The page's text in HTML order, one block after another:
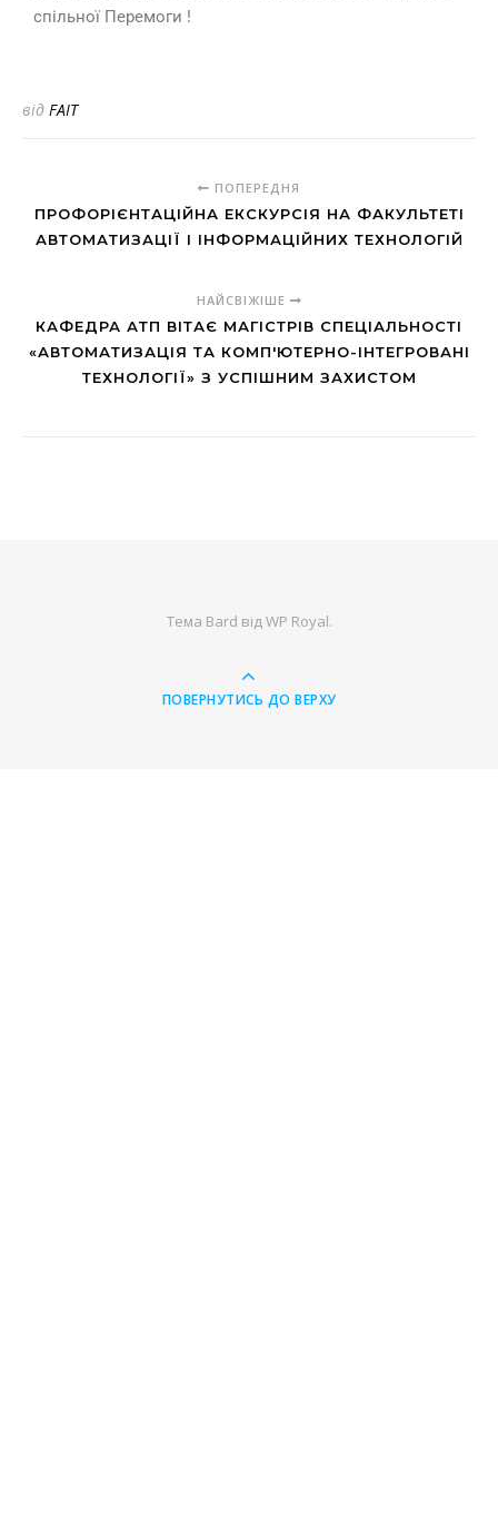
спільної Перемоги !
від FAIT
ПОПЕРЕДНЯ
ПРОФОРІЄНТАЦІЙНА ЕКСКУРСІЯ НА ФАКУЛЬТЕТІ
АВТОМАТИЗАЦІЇ І ІНФОРМАЦІЙНИХ ТЕХНОЛОГІЙ
НАЙСВІЖІШЕ
КАФЕДРА АТП ВІТАЄ МАГІСТРІВ СПЕЦІАЛЬНОСТІ
«АВТОМАТИЗАЦІЯ ТА КОМП'ЮТЕРНО-ІНТЕГРОВАНІ
ТЕХНОЛОГІЇ» З УСПІШНИМ ЗАХИСТОМ
Тема Bard відWP Royal.
ПОВЕРНУТИСЬ ДО ВЕРХУ